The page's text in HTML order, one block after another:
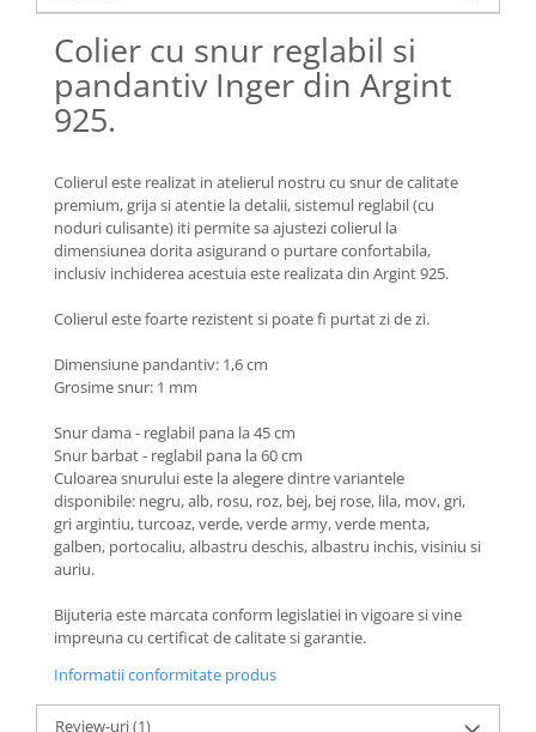
Coliere cu Cruce
Coliere cu Stea
Coliere cu Soare
Coliere cu Semilună
Coliere cu Flori
Coliere cu Animale
Coliere cu Molecule
Coliere Diverse
Brățări din Aur cu șnur reglabil
Brățări din Argint cu șnur reglabil
BRĂȚĂRI CU PIETRE SEMIPREȚIOASE
Brățări din Aur cu pietre
semiprețioase
Brățări din Argint cu pietre
semiprețioase
Brățări elastice cu pietre
BRĂȚĂRI DE PICIOR
Brățări de picior din Aur
COLIERE
Colier cu snur reglabil si
pandantiv Inger din Argint
925.
Colierul este realizat in atelierul nostru cu snur de calitate
premium, grija si atentie la detalii, sistemul reglabil (cu
noduri culisante) iti permite sa ajustezi colierul la
dimensiunea dorita asigurand o purtare confortabila,
inclusiv inchiderea acestuia este realizata din Argint 925.
Colierul este foarte rezistent si poate fi purtat zi de zi.
Dimensiune pandantiv: 1,6 cm
Grosime snur: 1 mm
Snur dama - reglabil pana la 45 cm
Snur barbat - reglabil pana la 60 cm
Culoarea snurului este la alegere dintre variantele
disponibile: negru, alb, rosu, roz, bej, bej rose, lila, mov, gri,
gri argintiu, turcoaz, verde, verde army, verde menta,
galben, portocaliu, albastru deschis, albastru inchis, visiniu si
auriu.
Bijuteria este marcata conform legislatiei in vigoare si vine
impreuna cu certificat de calitate si garantie.
Informatii conformitate produs
Review-uri(1)